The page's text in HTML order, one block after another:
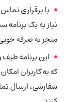
نیاز به یک برنامه
منجر به صرفه
این برنامه
که به کاربران
سفارشی، ارسال